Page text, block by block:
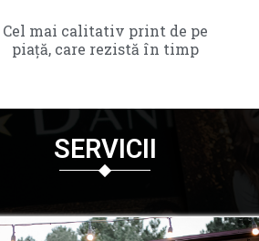
Cel mai calitativ print de pe
piață, care rezistă în timp
SERVICII